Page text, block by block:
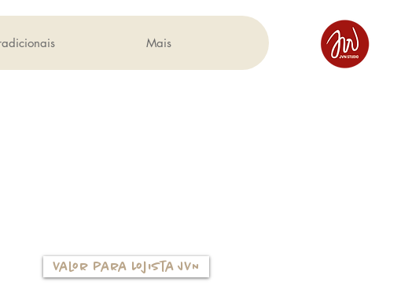
Mais
Valor para Lojista JVN